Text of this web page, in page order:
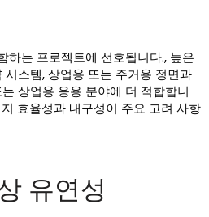
하는 프로젝트에 선호됩니다., 높은
스템, 상업용 또는 주거용 정면과
상업용 응용 분야에 더 적합합니
효율성과 내구성이 주요 고려 사항
유연성